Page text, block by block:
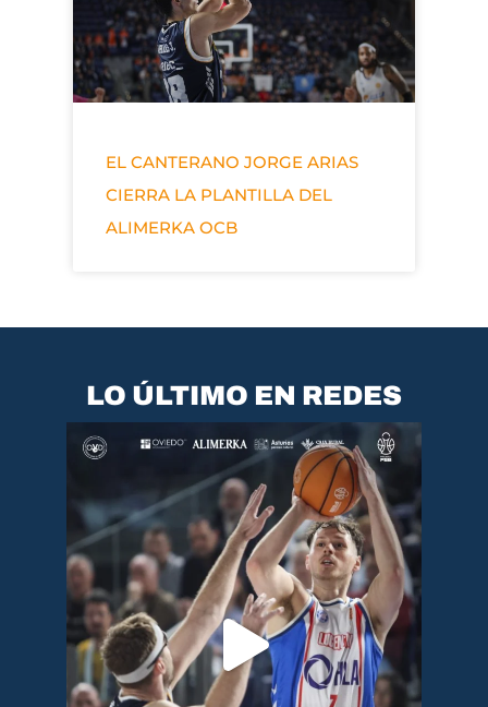
EL CANTERANO JORGE ARIAS
CIERRA LA PLANTILLA DEL
ALIMERKA OCB
LO ÚLTIMO EN REDES